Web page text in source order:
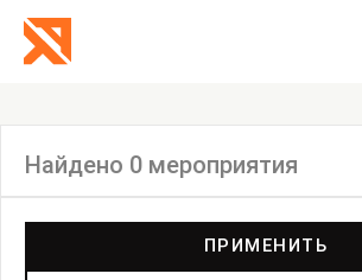
Найдено 0 мероприятия
ПРИМЕНИТЬ